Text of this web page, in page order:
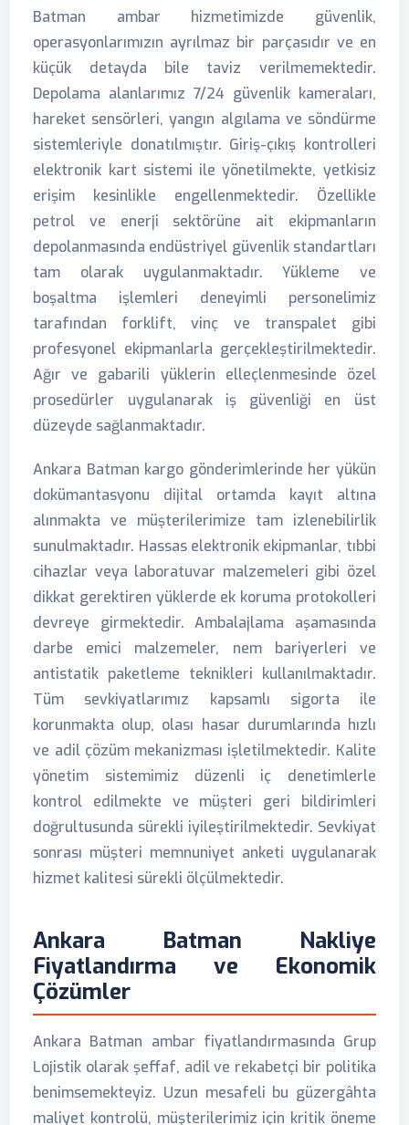
Batman ambar hizmetimizde güvenlik,
operasyonlarımızın ayrılmaz bir parçasıdır ve en
küçük detayda bile taviz verilmemektedir.
Depolama alanlarımız 7/24 güvenlik kameraları,
hareket sensörleri, yangın algılama ve söndürme
sistemleriyle donatılmıştır. Giriş-çıkış kontrolleri
elektronik kart sistemi ile yönetilmekte, yetkisiz
erişim kesinlikle engellenmektedir. Özellikle
petrol ve enerji sektörüne ait ekipmanların
depolanmasında endüstriyel güvenlik standartları
tam olarak uygulanmaktadır. Yükleme ve
boşaltma işlemleri deneyimli personelimiz
tarafından forklift, vinç ve transpalet gibi
profesyonel ekipmanlarla gerçekleştirilmektedir.
Ağır ve gabarili yüklerin elleçlenmesinde özel
prosedürler uygulanarak iş güvenliği en üst
düzeyde sağlanmaktadır.
Ankara Batman kargo gönderimlerinde her yükün
dokümantasyonu dijital ortamda kayıt altına
alınmakta ve müşterilerimize tam izlenebilirlik
sunulmaktadır. Hassas elektronik ekipmanlar, tıbbi
cihazlar veya laboratuvar malzemeleri gibi özel
dikkat gerektiren yüklerde ek koruma protokolleri
devreye girmektedir. Ambalajlama aşamasında
darbe emici malzemeler, nem bariyerleri ve
antistatik paketleme teknikleri kullanılmaktadır.
Tüm sevkiyatlarımız kapsamlı sigorta ile
korunmakta olup, olası hasar durumlarında hızlı
ve adil çözüm mekanizması işletilmektedir. Kalite
yönetim sistemimiz düzenli iç denetimlerle
kontrol edilmekte ve müşteri geri bildirimleri
doğrultusunda sürekli iyileştirilmektedir. Sevkiyat
sonrası müşteri memnuniyet anketi uygulanarak
hizmet kalitesi sürekli ölçülmektedir.
Ankara Batman Nakliye
Fiyatlandırma ve Ekonomik
Çözümler
Ankara Batman ambar fiyatlandırmasında Grup
Lojistik olarak şeffaf, adil ve rekabetçi bir politika
benimsemekteyiz. Uzun mesafeli bu güzergâhta
maliyet kontrolü, müşterilerimiz için kritik öneme